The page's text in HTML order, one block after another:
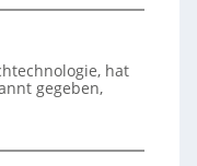
hat
gegeben,